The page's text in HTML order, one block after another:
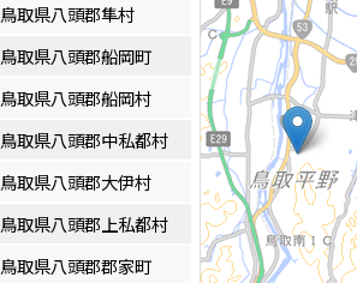
鳥取県八頭郡隼村
鳥取県八頭郡船岡町
鳥取県八頭郡船岡村
鳥取県八頭郡中私都村
鳥取県八頭郡大伊村
鳥取県八頭郡上私都村
鳥取県八頭郡郡家町